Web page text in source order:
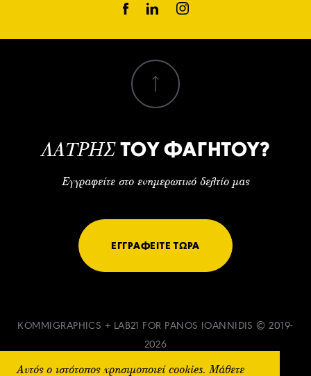
Αυτός ο ιστότοπος χρησιμοποιεί cookies. Μάθετε
ΛΑΤΡΗΣΤΟΥ ΦΑΓΗΤΟΥ?
Εγγραφείτε στο ενημερωτικό δελτίο μας
ΕΓΓΡΑΦΕΙΤΕ ΤΩΡΑ
KOMMIGRAPHICS + LAB21 FOR PANOS IOANNIDIS © 2019-
2026
ΟΡΟΙ & ΠΡΟΫΠΟΘΕΣΕΙΣ ΠΟΛΙΤΙΚΗ ΑΠΟΡΡΗΤΟΥ